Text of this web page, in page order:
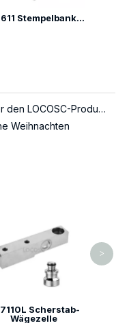
LP7611 Stempelbankskala
Über den LOCOSC-Produktionsprozess für Waagen, Wägezellen und Indikatoren
Weihnachten
Scherstab-
Wägezelle
>